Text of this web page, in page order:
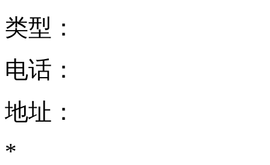
类型：
电话：
地址：
*